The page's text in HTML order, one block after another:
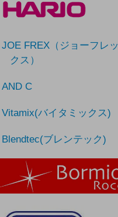
JOE FREX（ジョーフレッ
クス）
AND C
Vitamix(バイタミックス)
Blendtec(ブレンテック)